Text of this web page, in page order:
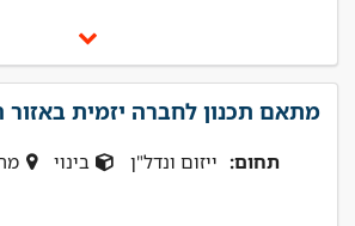
מתאם תכנון לחברה יזמית באזור
תחום: ייזום ונדל"ן בינוי